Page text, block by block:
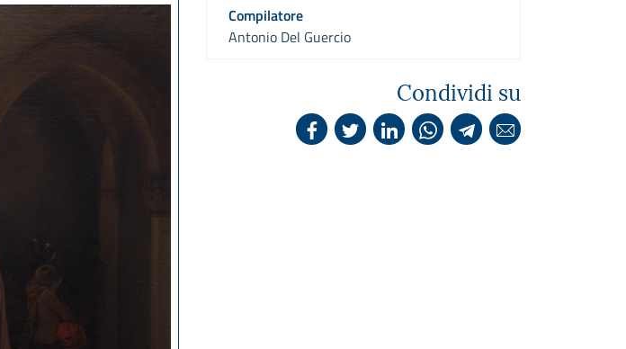
Compilatore
Antonio Del Guercio
Condividi su